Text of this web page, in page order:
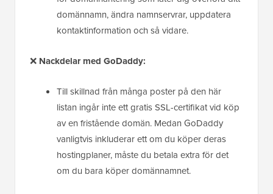
domännamn, ändra namnservrar, uppdatera
kontaktinformation och så vidare.
❌ Nackdelar med GoDaddy:
Till skillnad från många poster på den här
listan ingår inte ett gratis SSL-certifikat vid köp
av en fristående domän. Medan GoDaddy
vanligtvis inkluderar ett om du köper deras
hostingplaner, måste du betala extra för det
om du bara köper domännamnet.